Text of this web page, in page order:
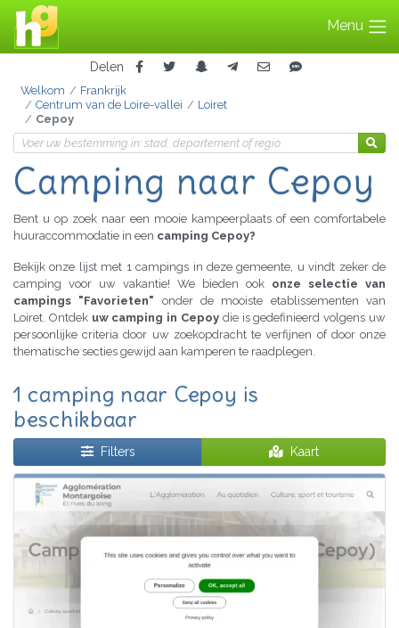
Menu
Delen
Welkom
Frankrijk
Centrum van de Loire-vallei
Loiret
Cepoy
Camping naar Cepoy
Bent u op zoek naar een mooie kampeerplaats of een comfortabele
huuraccommodatie in een camping Cepoy?
Bekijk onze lijst met 1 campings in deze gemeente, u vindt zeker de
camping voor uw vakantie! We bieden ook onze selectie van
campings "Favorieten" onder de mooiste etablissementen van
Loiret. Ontdek uw camping in Cepoy die is gedefinieerd volgens uw
persoonlijke criteria door uw zoekopdracht te verfijnen of door onze
thematische secties gewijd aan kamperen te raadplegen.
1 camping naar Cepoy is
beschikbaar
Filters Kaart